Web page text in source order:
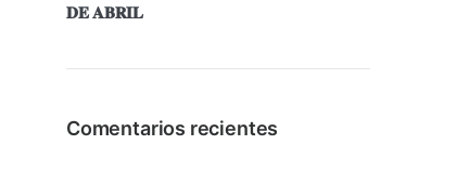
𝐃𝐄 𝐀𝐁𝐑𝐈𝐋
Comentarios recientes